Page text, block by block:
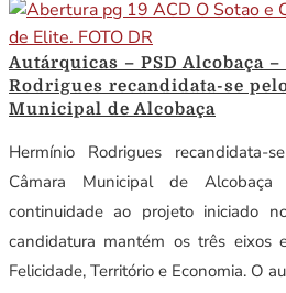
Autárquicas – PSD Alcobaça
Rodrigues recandidata-se
Municipal de Alcobaça
Hermínio Rodrigues recandidata-
Câmara Municipal de
continuidade ao projeto iniciado
candidatura mantém os três eixos
Felicidade, Território e Economia. O